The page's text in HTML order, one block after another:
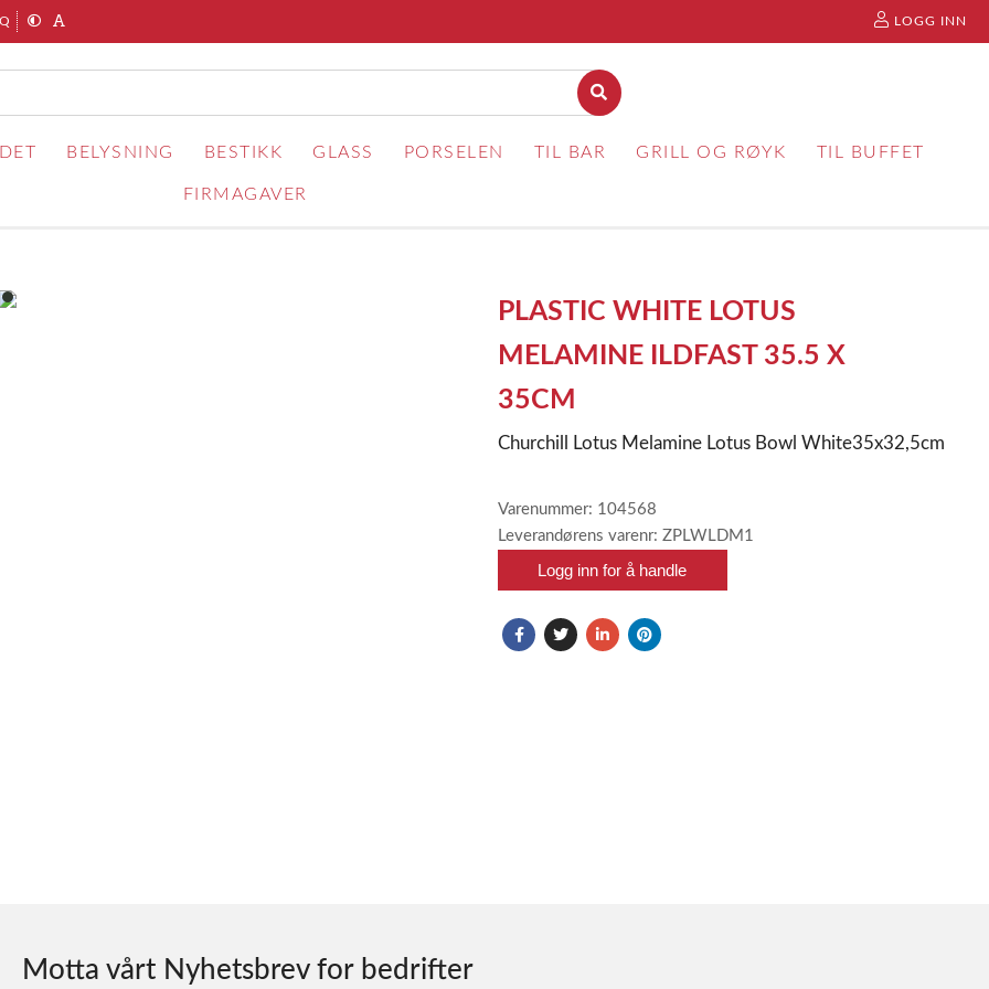
LOGG INN
BELYSNING BESTIKK GLASS PORSELEN TIL BAR GRILL OG RØYK TIL BUFFET
FIRMAGAVER
item
PLASTIC WHITE LOTUS
MELAMINE ILDFAST 35.5 X
35CM
Churchill Lotus Melamine Lotus Bowl White35x32,5cm
Varenummer: 104568
Leverandørens varenr: ZPLWLDM1
Logg inn for å handle
Motta vårt Nyhetsbrev for bedrifter